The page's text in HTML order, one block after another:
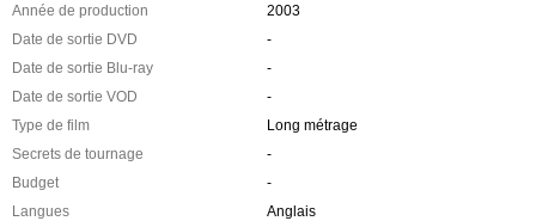
Année de production
2003
Date de sortie DVD
-
Date de sortie Blu-ray
-
Date de sortie VOD
-
Type de film
Long métrage
Secrets de tournage
-
Budget
-
Langues
Anglais